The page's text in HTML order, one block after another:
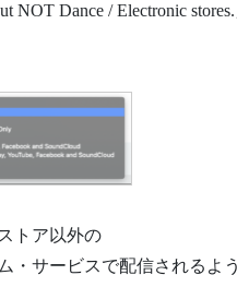
NOT Dance / Electronic
トア以外の
・サービスで配信されるよう